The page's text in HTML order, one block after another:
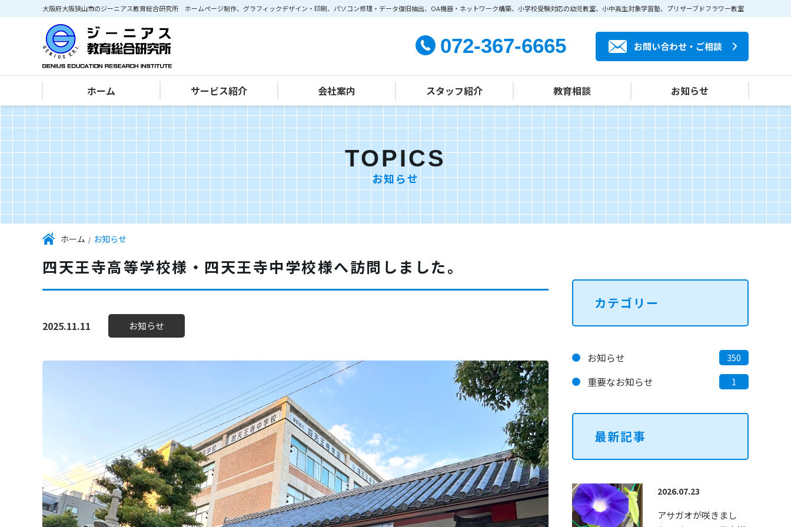
大阪府大阪狭山市のジーニアス教育総合研究所 ホームページ制作、グラフィックデザイン・印刷、パソコン修理・データ復旧抽出、OA機器・ネットワーク構築、小学校受験対応の幼児教室、小中高生対象学習塾、プリザーブドフラワー教室
072-367-6665 お問い合わせ・ご相談
ホーム サービス紹介
IT･パソコン部門
ホームページ作成・Web制作
パソコン修理・データ復旧抽出
OA機器・ネットワーク構築
ソフト開発・アプリ開発
学習塾部門
幼児教室クラス指導
小学生クラス指導
小学生理科・実験
中高生クラス指導
中高生個別学習（個別指導）
カルチャー部門
プリザーブドフラワーアレンジメント教室
オーダー刺繍バッグ販売
会社案内
経営方針
会社概要
施設案内
スタッフ紹介 教育相談
私立小中高受験
登校拒否対応
子どもの心づくり
お知らせ
TOPICS
お知らせ
ホーム お知らせ
四天王寺高等学校様・四天王寺中学校様へ訪問しました。
2025.11.11 お知らせ
カテゴリー
お知らせ 350
重要なお知らせ 1
最新記事
2026.07.23
アサガオが咲きまし